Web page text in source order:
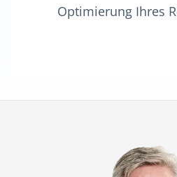
Optimierung Ihres